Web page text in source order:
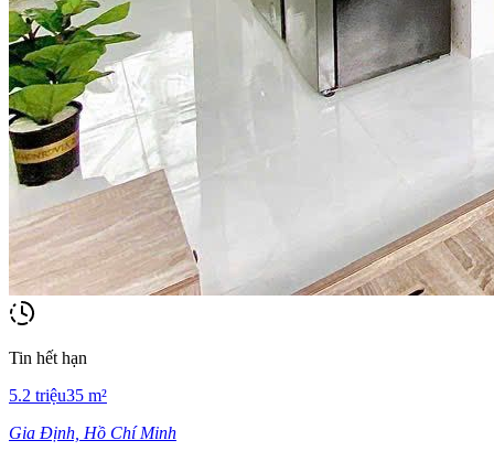
Tin hết hạn
5.2 triệu35 m²
Gia Định, Hồ Chí Minh